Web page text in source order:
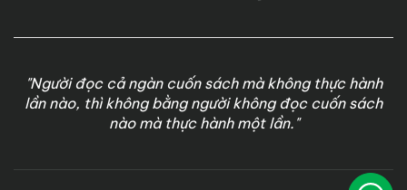
"Người đọc cả ngàn cuốn sách mà không thực hành
lần nào, thì không bằng người không đọc cuốn sách
nào mà thực hành một lần."